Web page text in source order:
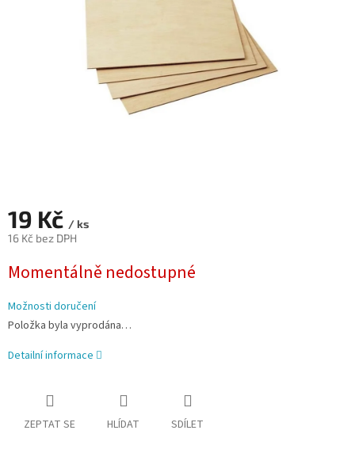
19 Kč / ks
16 Kč bez DPH
cena:
Momentálně nedostupné
Možnosti doručení
Položka byla vyprodána…
Detailní informace
ZEPTAT SE HLÍDAT SDÍLET